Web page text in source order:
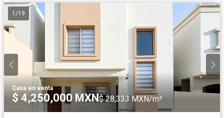
1 /19
Casa·en venta
$ 4,250,000 MXN$ 28,333 MXN/m²